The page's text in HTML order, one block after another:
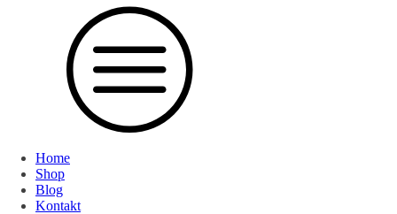
Home
Shop
Blog
Kontakt